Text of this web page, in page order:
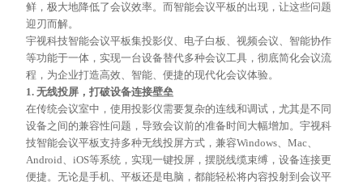
鲜，极大地降低了会议效率。而智能会议平板的出现，让这些问题
迎刃而解。
宇视科技智能会议平板集投影仪、电子白板、视频会议、智能协作
等功能于一体，实现一台设备替代多种会议工具，彻底简化会议流
程，为企业打造高效、智能、便捷的现代化会议体验。
1. 无线投屏，打破设备连接壁垒
在传统会议室中，使用投影仪需要复杂的连线和调试，尤其是不同
设备之间的兼容性问题，导致会议前的准备时间大幅增加。宇视科
技智能会议平板支持多种无线投屏方式，兼容Windows、Mac、
Android、iOS等系统，实现一键投屏，摆脱线缆束缚，设备连接更
便捷。无论是手机、平板还是电脑，都能轻松将内容投射到会议平